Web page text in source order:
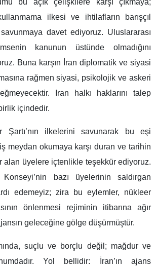
ilkesi ve ihtilafların barışçıl
davet ediyoruz. Uluslararası
kanunun üstünde olmadığını
Buna karşın İran diplomatik ve siyasi
rağmen siyasi, psikolojik ve askeri
Iran halkı haklarını talep
içindedir.
Şartı’nın ilkelerini savunarak bu eşi
meydan okumaya karşı duran ve tarihin
alan üyelere içtenlikle teşekkür ediyoruz.
bazı üyelerinin saldırgan
edemeyiz; zira bu eylemler, nükleer
önlenmesi rejiminin itibarına ağır
geleceğine gölge düşürmüştür.
suçlu ve borçlu değil; mağdur ve
Yol bellidir: İran’ın ajans